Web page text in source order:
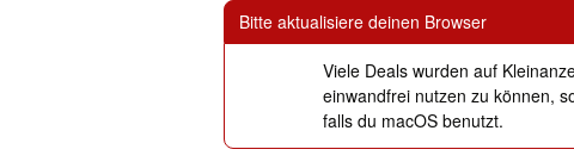
Bitte aktualisiere deinen Browser
Viele Deals wurden auf
einwandfrei nutzen zu können,
falls du macOS benutzt.